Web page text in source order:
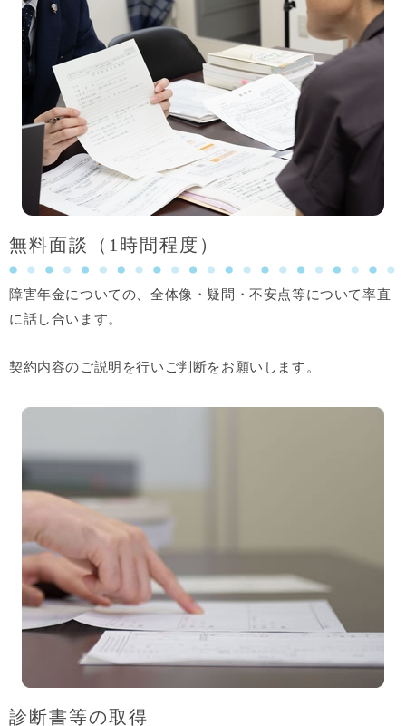
無料面談（1時間程度）
障害年金についての、全体像・疑問・不安点等について率直
に話し合います。
契約内容のご説明を行いご判断をお願いします。
診断書等の取得